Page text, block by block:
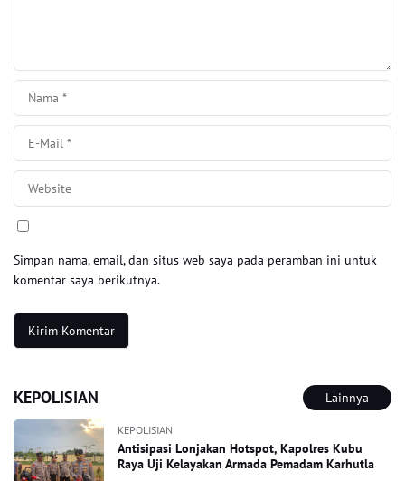
Simpan nama, email, dan situs web saya pada peramban ini untuk
komentar saya berikutnya.
KEPOLISIAN Lainnya
KEPOLISIAN
Antisipasi Lonjakan Hotspot, Kapolres Kubu
Raya Uji Kelayakan Armada Pemadam Karhutla